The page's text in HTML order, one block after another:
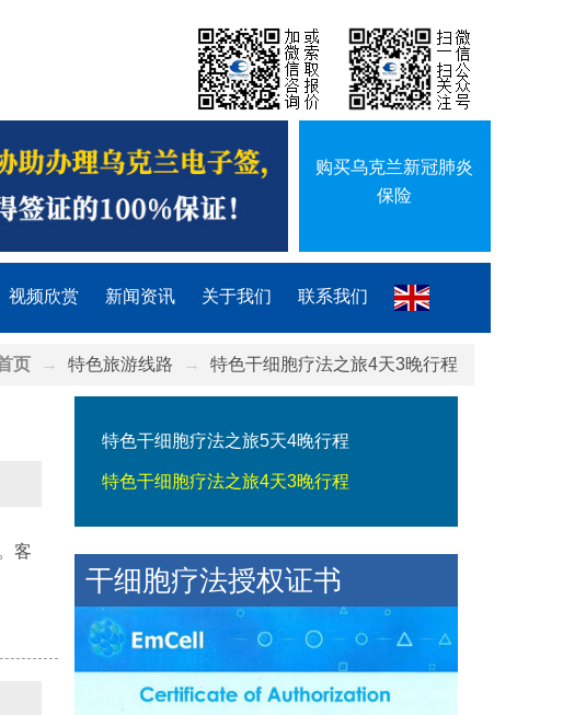
购买乌克兰新冠肺炎
保险
视频欣赏 新闻资讯 关于我们 联系我们
页 特色旅游线路 特色干细胞疗法之旅4天3晚行程
客
特色干细胞疗法之旅5天4晚行程
特色干细胞疗法之旅4天3晚行程
干细胞疗法授权证书